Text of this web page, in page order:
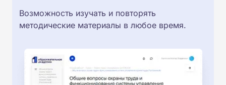
Возможность изучать и повторять
методические материалы в любое время.